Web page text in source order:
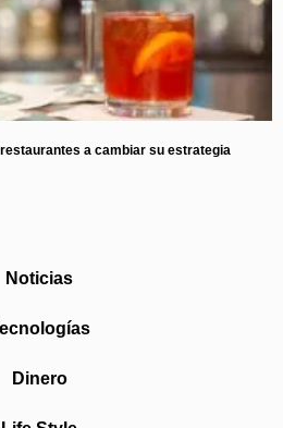
a cambiar su estrategia
Noticias
Dinero